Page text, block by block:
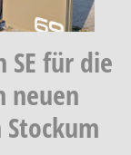
SE für die
neuen